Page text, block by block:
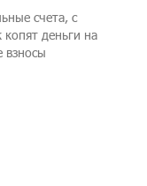
счета, с
деньги на
взносы